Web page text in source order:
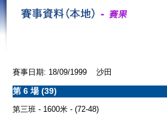
賽事日期: 18/09/1999 沙田
第 6 場 (39)
第三班 - 1600米 - (72-48)